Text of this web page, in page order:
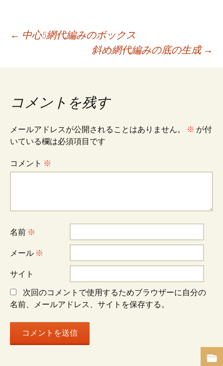
o
o
l
er
es
t
投
稿
ナ
ビ
ゲ
シ
ョ
ン
← 中心5網代編みのボックス
斜め網代編みの底の生成 →
コメントを残す
メールアドレスが公開されることはありません。 ※ が付
いている欄は必須項目です
コメント ※
名前 ※
メール ※
サイト
次回のコメントで使用するためブラウザーに自分の
名前、メールアドレス、サイトを保存する。